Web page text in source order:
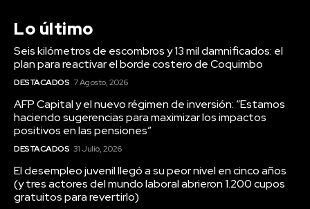
Lo último
Seis kilómetros de escombros y 13 mil damnificados: el
plan para reactivar el borde costero de Coquimbo
DESTACADOS 7 Agosto, 2026
AFP Capital y el nuevo régimen de inversión: “Estamos
haciendo sugerencias para maximizar los impactos
positivos en las pensiones”
DESTACADOS 31 Julio, 2026
El desempleo juvenil llegó a su peor nivel en cinco años
(y tres actores del mundo laboral abrieron 1.200 cupos
gratuitos para revertirlo)